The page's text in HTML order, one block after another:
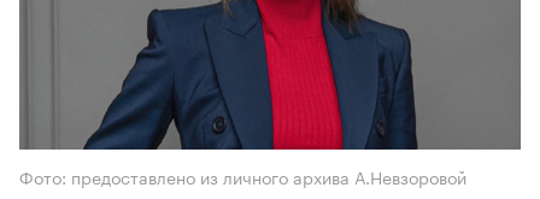
Фото: предоставлено из личного архива А.Невзоровой